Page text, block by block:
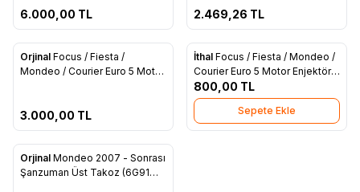
6.000,00 TL
(AV6Q 6766 AA)
2.469,26 TL
Favorilere Ekle
Orjinal Focus / Fiesta /
Mondeo / Courier Euro 5 Motor
3.000,00 TL
Favorilere Ekle
İthal Focus / Fiesta / Mondeo /
Courier Euro 5 Motor Enjektör
Geri Dönüş Hortumu Erkek
(AV6Q 9K022 CA)
800,00 TL
Sepete Ekle
Favorilere Ekle
Orjinal Mondeo 2007 - Sonrası
Şanzuman Üst Takoz (6G91